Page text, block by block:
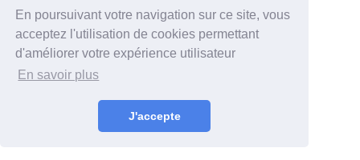
En poursuivant votre navigation sur ce site, vous
acceptez l'utilisation de cookies permettant
d'améliorer votre expérience utilisateur
En savoir plus
J'accepte